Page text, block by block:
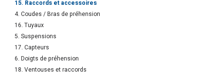
15. Raccords et accessoires
4. Coudes / Bras de préhension
16. Tuyaux
5. Suspensions
17. Capteurs
6. Doigts de préhension
18. Ventouses et raccords